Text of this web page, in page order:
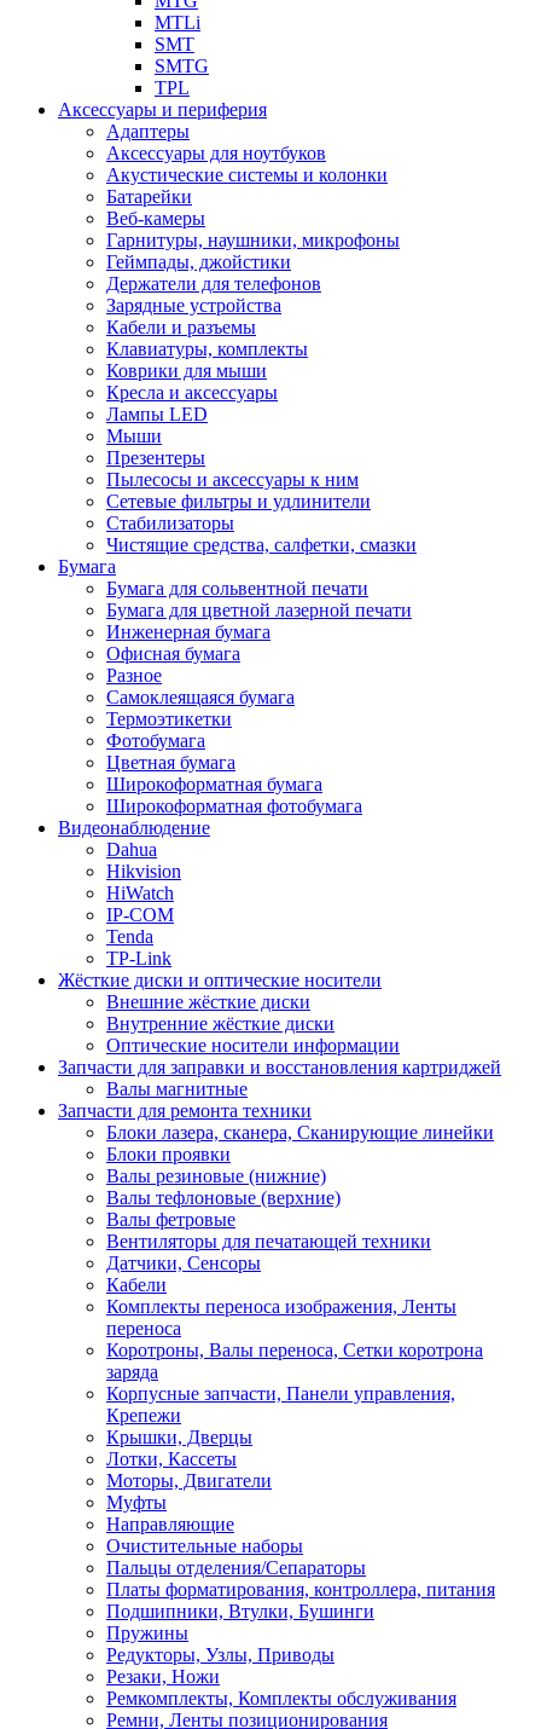
MTLi
SMT
SMTG
TPL
Аксессуары и периферия
Адаптеры
Аксессуары для ноутбуков
Акустические системы и колонки
Батарейки
Веб-камеры
Гарнитуры, наушники, микрофоны
Геймпады, джойстики
Держатели для телефонов
Зарядные устройства
Кабели и разъемы
Клавиатуры, комплекты
Коврики для мыши
Кресла и аксессуары
Лампы LED
Мыши
Презентеры
Пылесосы и аксессуары к ним
Сетевые фильтры и удлинители
Стабилизаторы
Чистящие средства, салфетки, смазки
Бумага
Бумага для сольвентной печати
Бумага для цветной лазерной печати
Инженерная бумага
Офисная бумага
Разное
Самоклеящаяся бумага
Термоэтикетки
Фотобумага
Цветная бумага
Широкоформатная бумага
Широкоформатная фотобумага
Видеонаблюдение
Dahua
Hikvision
HiWatch
IP-COM
Tenda
TP-Link
Жёсткие диски и оптические носители
Внешние жёсткие диски
Внутренние жёсткие диски
Оптические носители информации
Запчасти для заправки и восстановления картриджей
Валы магнитные
Запчасти для ремонта техники
Блоки лазера, сканера, Сканирующие линейки
Блоки проявки
Валы резиновые (нижние)
Валы тефлоновые (верхние)
Валы фетровые
Вентиляторы для печатающей техники
Датчики, Сенсоры
Кабели
Комплекты переноса изображения, Ленты
переноса
Коротроны, Валы переноса, Сетки коротрона
заряда
Корпусные запчасти, Панели управления,
Крепежи
Крышки, Дверцы
Лотки, Кассеты
Моторы, Двигатели
Муфты
Направляющие
Очистительные наборы
Пальцы отделения/Сепараторы
Платы форматирования, контроллера, питания
Подшипники, Втулки, Бушинги
Пружины
Редукторы, Узлы, Приводы
Резаки, Ножи
Ремкомплекты, Комплекты обслуживания
Ремни, Ленты позиционирования